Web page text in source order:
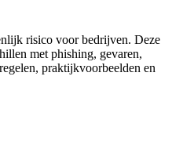
risico voor bedrijven. Deze
met phishing, gevaren,
praktijkvoorbeelden en